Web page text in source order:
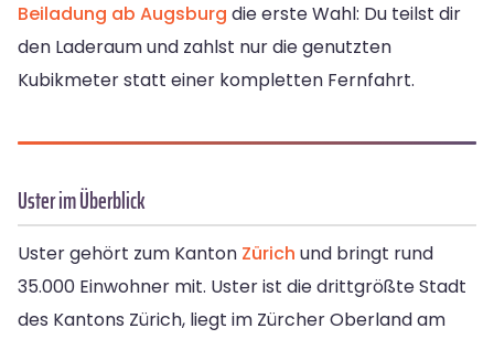
Beiladung ab Augsburg die erste Wahl: Du teilst dir
den Laderaum und zahlst nur die genutzten
Kubikmeter statt einer kompletten Fernfahrt.
Uster im Überblick
Uster gehört zum Kanton Zürich und bringt rund
35.000 Einwohner mit. Uster ist die drittgrößte Stadt
des Kantons Zürich, liegt im Zürcher Oberland am